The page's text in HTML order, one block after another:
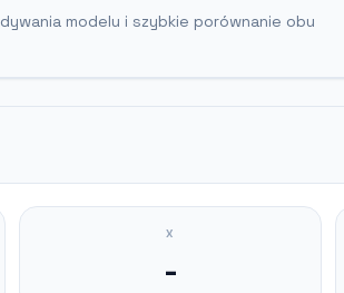
modelu i szybkie porównanie obu
X
-